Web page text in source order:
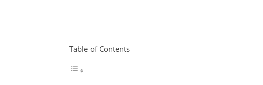
Table of Contents